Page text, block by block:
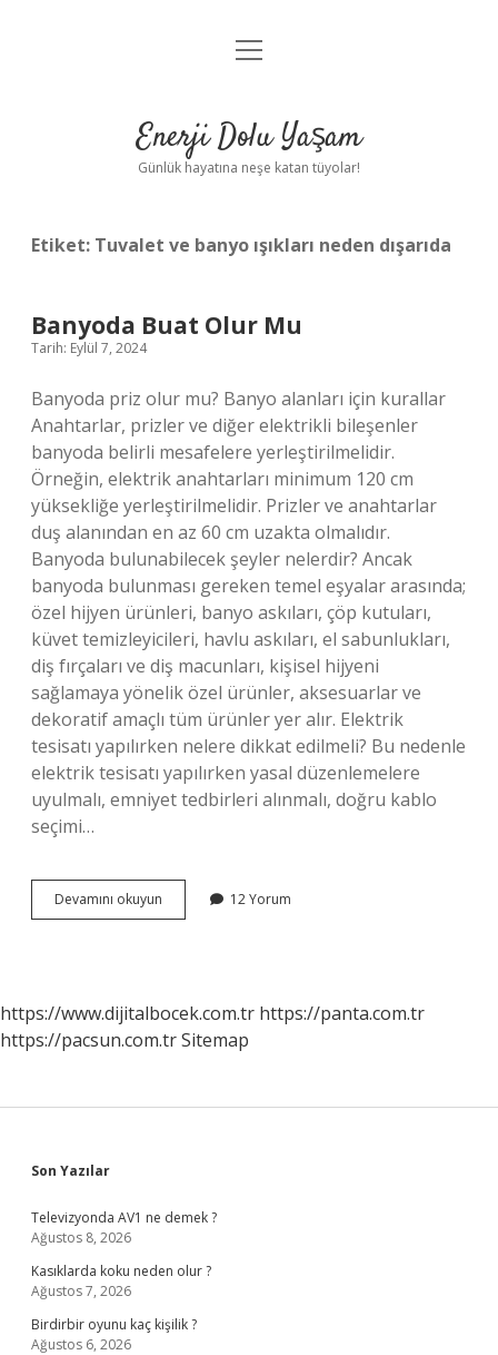
Anasayfa
Yasal Uyarı
menüyü
Enerji Dolu Yaşam
Günlük hayatına neşe katan tüyolar!
Etiket: Tuvalet ve banyo ışıkları neden dışarıda
Banyoda Buat Olur Mu
Tarih: Eylül 7, 2024
Banyoda priz olur mu? Banyo alanları için kurallar
Anahtarlar, prizler ve diğer elektrikli bileşenler
banyoda belirli mesafelere yerleştirilmelidir.
Örneğin, elektrik anahtarları minimum 120 cm
yüksekliğe yerleştirilmelidir. Prizler ve anahtarlar
duş alanından en az 60 cm uzakta olmalıdır.
Banyoda bulunabilecek şeyler nelerdir? Ancak
banyoda bulunması gereken temel eşyalar arasında;
özel hijyen ürünleri, banyo askıları, çöp kutuları,
küvet temizleyicileri, havlu askıları, el sabunlukları,
diş fırçaları ve diş macunları, kişisel hijyeni
sağlamaya yönelik özel ürünler, aksesuarlar ve
dekoratif amaçlı tüm ürünler yer alır. Elektrik
tesisatı yapılırken nelere dikkat edilmeli? Bu nedenle
elektrik tesisatı yapılırken yasal düzenlemelere
uyulmalı, emniyet tedbirleri alınmalı, doğru kablo
seçimi…
Devamını okuyun Banyoda
Buat
12 Yorum
https://www.dijitalbocek.com.tr https://panta.com.tr
https://pacsun.com.trSitemap
Sidebar
Son Yazılar
Televizyonda AV1 ne demek ?
Ağustos 8, 2026
Kasıklarda koku neden olur ?
Ağustos 7, 2026
Birdirbir oyunu kaç kişilik ?
Ağustos 6, 2026